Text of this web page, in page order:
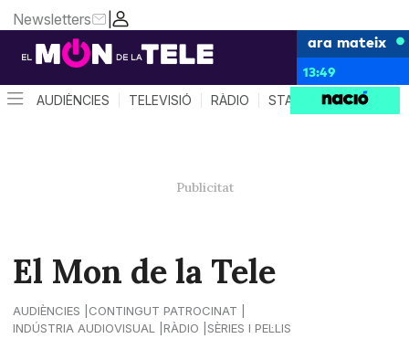
|
Newsletters
ara mateix
13:49
AUDIÈNCIES TELEVISIÓ RÀDIO STAR SYSTEM
El Mon de la Tele
AUDIÈNCIES
CONTINGUT PATROCINAT
INDÚSTRIA AUDIOVISUAL
RÀDIO SÈRIES I PEL·LIS